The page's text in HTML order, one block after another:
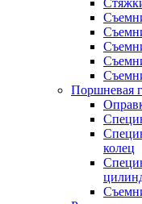
Поршневая
колец